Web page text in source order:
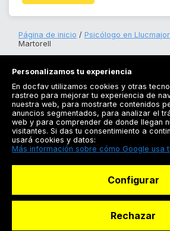
Página de inicio Psicólogo en Llucmajor
Martorell
Registrarse
Docfav
Personalizamos tu experiencia
En docfav utilizamos cookies y otras
rastreo para mejorar tu experiencia de
nuestra web, para mostrarte contenidos
anuncios segmentados, para analizar el
web y para comprender de donde llegan
visitantes. Si das tu consentimiento a
usará cookies y datos:
Más información sobre cómo Google usa
Configurar
Rechazar